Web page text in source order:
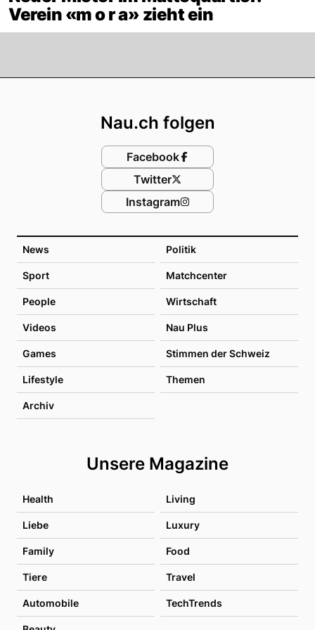
Verein «m o r a» zieht ein
News Politik
Sport Matchcenter
People Wirtschaft
Videos Nau Plus
Games Stimmen der Schweiz
Lifestyle Themen
Archiv
Unsere Magazine
Health Living
Liebe Luxury
Family Food
Tiere Travel
Automobile TechTrends
Nau.ch folgen
Facebook
Twitter
Instagram